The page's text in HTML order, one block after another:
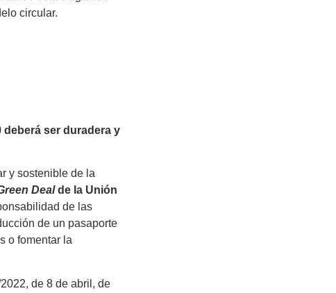
circular.
ser duradera y
y sostenible de la
Dealde la Unión
de las
de un pasaporte
o fomentar la
de 8 de abril, de